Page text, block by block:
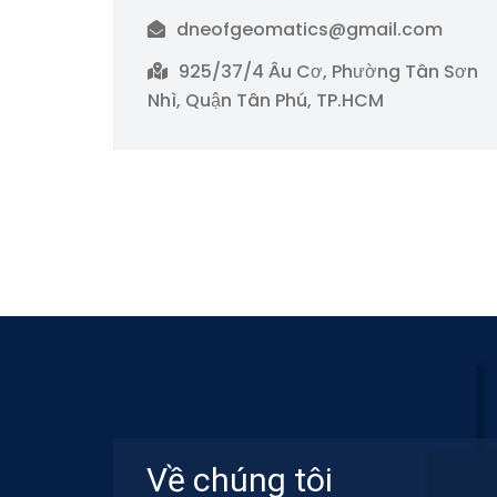
dneofgeomatics@gmail.com
925/37/4 Âu Cơ, Phường Tân Sơn
Nhì, Quận Tân Phú, TP.HCM
Về chúng tôi